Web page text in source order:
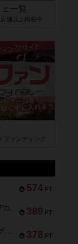
一覧
舗以上掲載中
ファンディング
574 PT
389 PT
リワイルド：サウスアメリカ
378 PT
アンダー・ザ・テーブラー